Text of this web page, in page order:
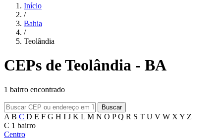
Início
/
Bahia
/
Teolândia
CEPs de Teolândia - BA
1 bairro encontrado
Buscar
A B C D E F G H I J K L M N O PQ R S T U V W X Y Z
C 1 bairro
Centro